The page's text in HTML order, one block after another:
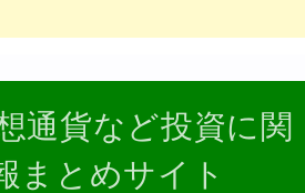
通貨など投資に関
まとめサイト